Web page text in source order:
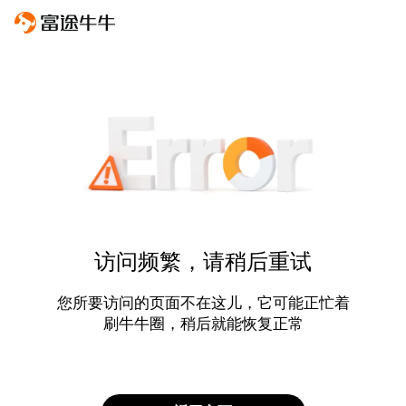
访问频繁，请稍后重试
您所要访问的页面不在这儿，它可能正忙着
刷牛牛圈，稍后就能恢复正常